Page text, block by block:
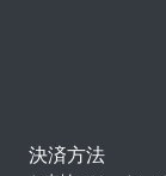
決済方法